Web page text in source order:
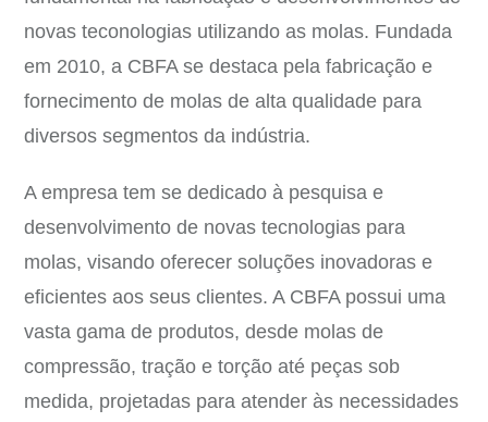
novas teconologias utilizando as molas. Fundada
em 2010, a CBFA se destaca pela fabricação e
fornecimento de molas de alta qualidade para
diversos segmentos da indústria.
A empresa tem se dedicado à pesquisa e
desenvolvimento de novas tecnologias para
molas, visando oferecer soluções inovadoras e
eficientes aos seus clientes. A CBFA possui uma
vasta gama de produtos, desde molas de
compressão, tração e torção até peças sob
medida, projetadas para atender às necessidades